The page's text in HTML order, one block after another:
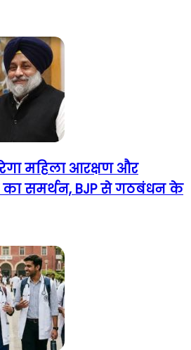
महिला आरक्षण और
का समर्थन, BJP से गठबंधन के